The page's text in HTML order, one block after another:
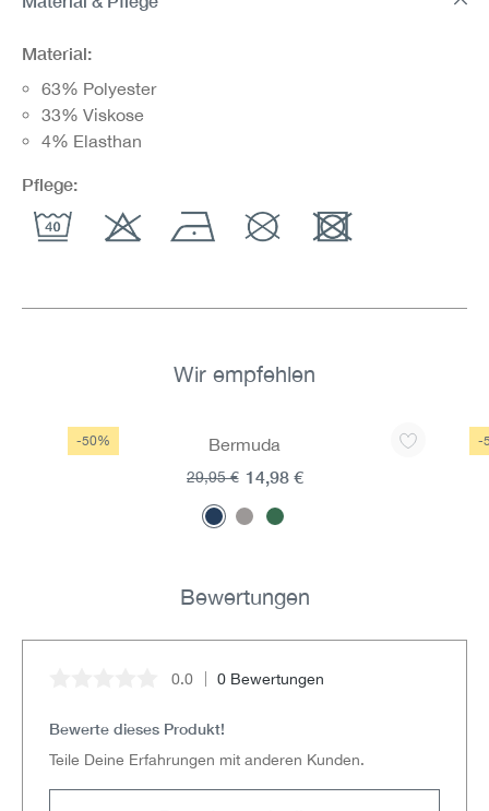
Material:
63% Polyester
33% Viskose
4% Elasthan
Pflege:
Wir empfehlen
Produktgalerie überspringen
-50% Bermuda
14,98 €
29,95 €
-
Bewertungen
Durchschnittliche Bewertung von 0 von 5 Sternen
0.0 0 Bewertungen
Bewerte dieses Produkt!
Teile Deine Erfahrungen mit anderen Kunden.